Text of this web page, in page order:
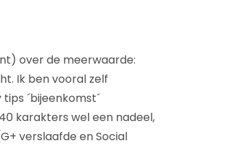
over de meerwaarde:
Ik ben vooral zelf
´bijeenkomst´
karakters wel een nadeel,
verslaafde en Social